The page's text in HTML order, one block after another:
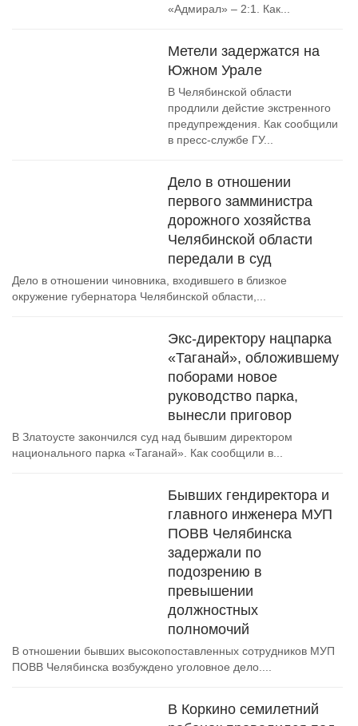
«Адмирал» – 2:1. Как...
Метели задержатся на
Южном Урале
В Челябинской области
продлили дейстие экстренного
предупреждения. Как сообщили
в пресс-службе ГУ...
Дело в отношении
первого замминистра
дорожного хозяйства
Челябинской области
передали в суд
Дело в отношении чиновника, входившего в близкое
окружение губернатора Челябинской области,...
Экс-директору нацпарка
«Таганай», обложившему
поборами новое
руководство парка,
вынесли приговор
В Златоусте закончился суд над бывшим директором
национального парка «Таганай». Как сообщили в...
Бывших гендиректора и
главного инженера МУП
ПОВВ Челябинска
задержали по
подозрению в
превышении
должностных
полномочий
В отношении бывших высокопоставленных сотрудников МУП
ПОВВ Челябинска возбуждено уголовное дело....
В Коркино семилетний